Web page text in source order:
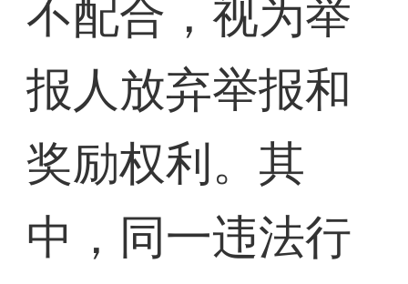
不配合，视为举
报人放弃举报和
奖励权利。其
中，同一违法行